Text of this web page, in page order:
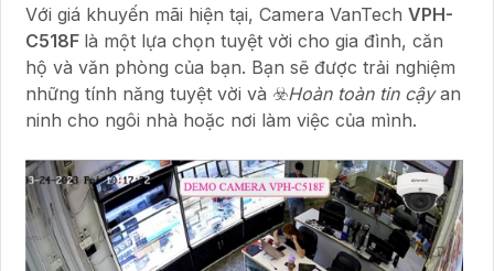
Với giá khuyến mãi hiện tại, Camera VanTech VPH-
C518F là một lựa chọn tuyệt vời cho gia đình, căn
hộ và văn phòng của bạn. Bạn sẽ được trải nghiệm
những tính năng tuyệt vời và ☣️Hoàn toàn tin cậyan
ninh cho ngôi nhà hoặc nơi làm việc của mình.